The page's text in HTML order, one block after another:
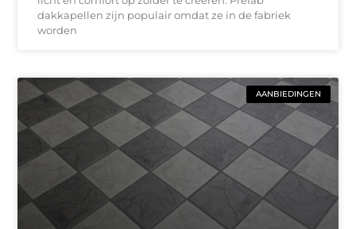
dakkapellen zijn populair omdat ze in de fabriek
worden
AANBIEDINGEN